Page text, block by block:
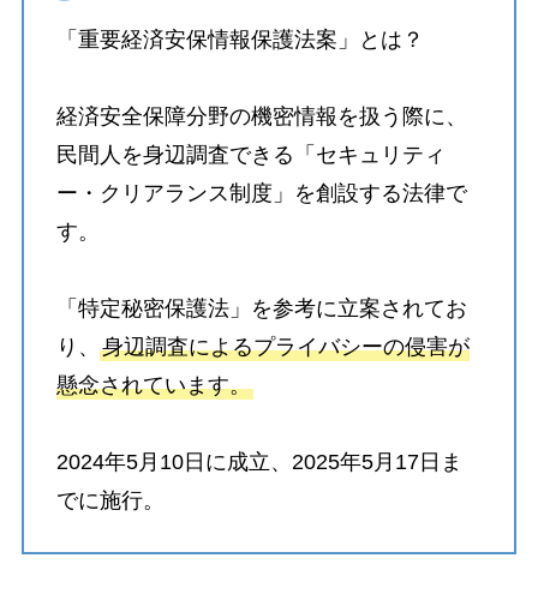
「重要経済安保情報保護法案」とは？
経済安全保障分野の機密情報を扱う際に、
民間人を身辺調査できる「セキュリティ
ー・クリアランス制度」を創設する法律で
す。
「特定秘密保護法」を参考に立案されてお
り、 身辺調査によるプライバシーの侵害が
懸念されています。
2024年5月10日に成立、2025年5月17日ま
でに施行。